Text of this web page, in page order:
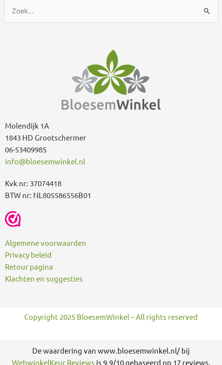
o
Molendijk 1A
1843 HD Grootschermer
06-53409985
info@bloesemwinkel.nl
Kvk nr: 37074418
BTW nr: NL805586556B01
Algemene voorwaarden
Privacy beleid
Retour pagina
Klachten en suggesties
Copyright 2025 BloesemWinkel – All rights reserved
De waardering van www.bloesemwinkel.nl/ bij
WebwinkelKeur Reviews is 9.9/10 gebaseerd op 17 reviews.